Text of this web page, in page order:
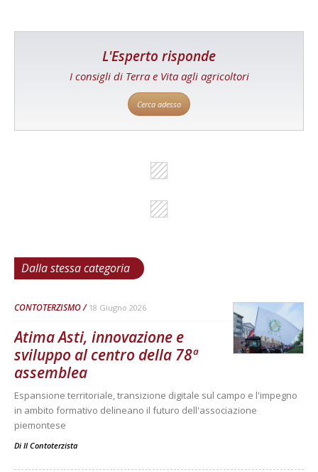
L'Esperto risponde
I consigli di Terra e Vita agli agricoltori
Cerca adesso
Dalla stessa categoria
CONTOTERZISMO 18 Giugno 2026
Atima Asti, innovazione e
sviluppo al centro della 78ª
assemblea
Espansione territoriale, transizione digitale sul campo e l'impegno
in ambito formativo delineano il futuro dell'associazione
piemontese
Di Il Contoterzista